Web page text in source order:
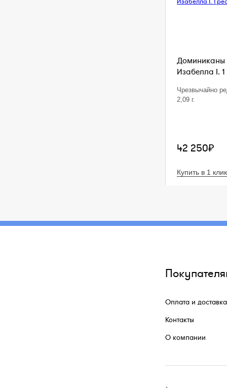
Доминиканы
Изабелла I. 1
Чрезвычайно
2,09 г.
42 250₽
Купить в 1 клик
Оплата и доставка
Контакты
О компании